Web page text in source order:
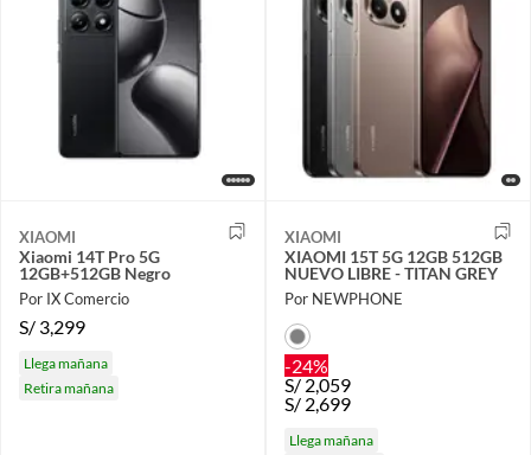
XIAOMI
Xiaomi 14T Pro 5G
12GB+512GB Negro
Por IX Comercio
S/ 3,299
Llega mañana
Retira mañana
XIAOMI
XIAOMI 15T 5G 12GB 512GB
NUEVO LIBRE - TITAN GREY
Por NEWPHONE
-24%
S/ 2,059
S/ 2,699
Llega mañana